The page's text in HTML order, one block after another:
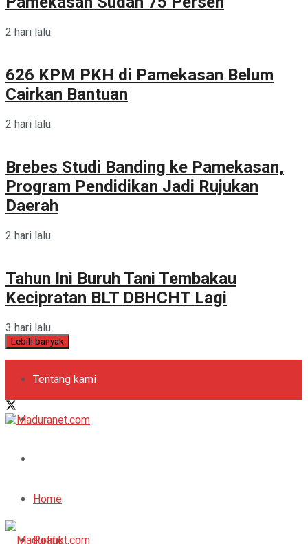
2 hari lalu
626 KPM PKH di Pamekasan Belum
Cairkan Bantuan
2 hari lalu
Brebes Studi Banding ke Pamekasan,
Program Pendidikan Jadi Rujukan
Daerah
2 hari lalu
Tahun Ini Buruh Tani Tembakau
Kecipratan BLT DBHCHT Lagi
3 hari lalu
Lebih banyak
Tentang kami
Kebijakan Privasi
Periklanan
Home
Politik